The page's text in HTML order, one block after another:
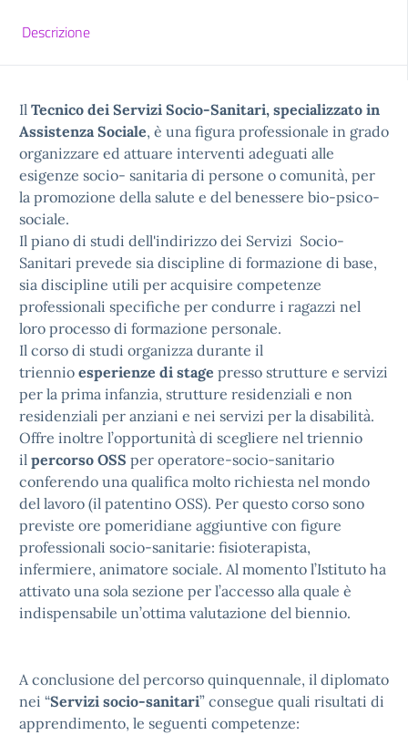
Descrizione
Il Tecnico dei Servizi Socio-Sanitari, specializzato in
Assistenza Sociale, è una figura professionale in grado
organizzare ed attuare interventi adeguati alle
esigenze socio- sanitaria di persone o comunità, per
la promozione della salute e del benessere bio-psico-
sociale.
Il piano di studi dell'indirizzo dei Servizi Socio-
Sanitari prevede sia discipline di formazione di base,
sia discipline utili per acquisire competenze
professionali specifiche per condurre i ragazzi nel
loro processo di formazione personale.
Il corso di studi organizza durante il
triennio esperienze di stage presso strutture e servizi
per la prima infanzia, strutture residenziali e non
residenziali per anziani e nei servizi per la disabilità.
Offre inoltre l’opportunità di scegliere nel triennio
il percorso OSS per operatore-socio-sanitario
conferendo una qualifica molto richiesta nel mondo
del lavoro (il patentino OSS). Per questo corso sono
previste ore pomeridiane aggiuntive con figure
professionali socio-sanitarie: fisioterapista,
infermiere, animatore sociale. Al momento l’Istituto ha
attivato una sola sezione per l’accesso alla quale è
indispensabile un’ottima valutazione del biennio.
A conclusione del percorso quinquennale, il diplomato
nei “Servizi socio-sanitari” consegue quali risultati di
apprendimento, le seguenti competenze: